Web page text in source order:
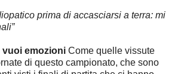
prima di accasciarsi a terra: mi
vuoi emozioni Come quelle vissute
di questo campionato, che sono